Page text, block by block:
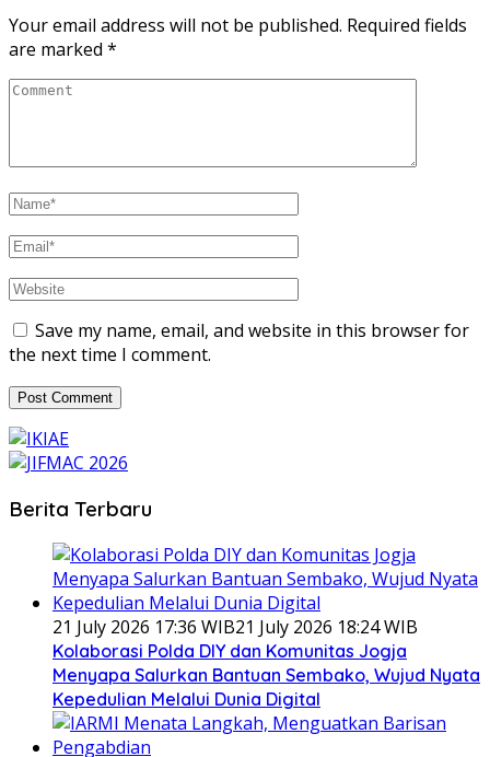
Your email address will not be published. Required fields
are marked *
Save my name, email, and website in this browser for
the next time I comment.
Berita Terbaru
21 July 2026 17:36 WIB21 July 2026 18:24 WIB
Kolaborasi Polda DIY dan Komunitas Jogja
Menyapa Salurkan Bantuan Sembako, Wujud Nyata
Kepedulian Melalui Dunia Digital